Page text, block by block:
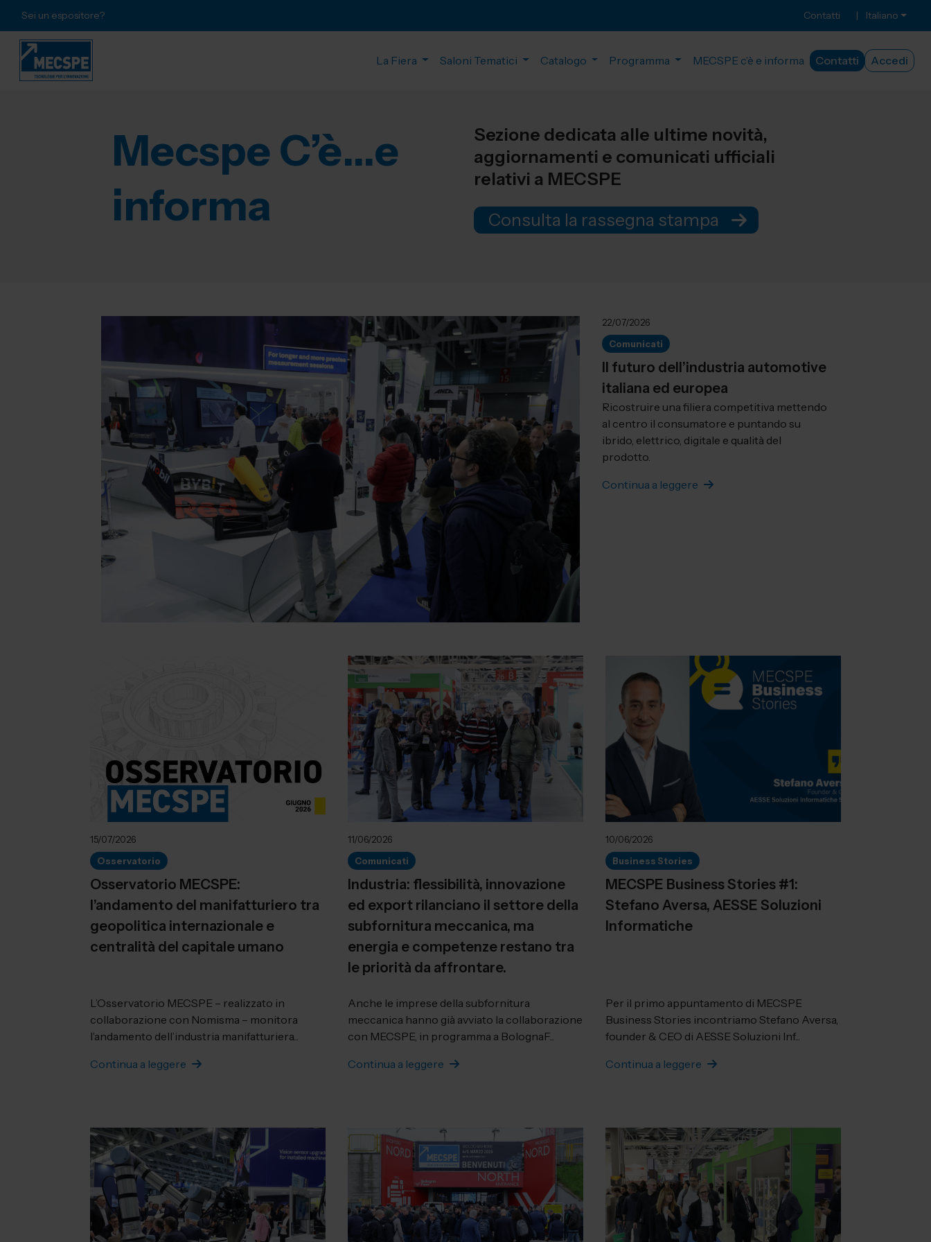
Sei un espositore? Contatti | Italiano
La Fiera Saloni Tematici Catalogo Programma MECSPE c’è e informa Contatti Accedi
Mecspe C’è…e
informa
Sezione dedicata alle ultime novità,
aggiornamenti e comunicati ufficiali
relativi a MECSPE
Consulta la rassegna stampa
22/07/2026
Comunicati
Il futuro dell’industria automotive
italiana ed europea
Ricostruire una filiera competitiva mettendo
al centro il consumatore e puntando su
ibrido, elettrico, digitale e qualità del
prodotto.
Continua a leggere
15/07/2026
Osservatorio
Osservatorio MECSPE:
l’andamento del manifatturiero tra
geopolitica internazionale e
centralità del capitale umano
L’Osservatorio MECSPE – realizzato in
collaborazione con Nomisma – monitora
l’andamento dell’industria manifatturiera...
Continua a leggere
11/06/2026
Comunicati
Industria: flessibilità, innovazione
ed export rilanciano il settore della
subfornitura meccanica, ma
energia e competenze restano tra
le priorità da affrontare.
Anche le imprese della subfornitura
meccanica hanno già avviato la collaborazione
con MECSPE, in programma a BolognaF...
Continua a leggere
10/06/2026
Business Stories
MECSPE Business Stories #1:
Stefano Aversa, AESSE Soluzioni
Informatiche
Per il primo appuntamento di MECSPE
Business Stories incontriamo Stefano Aversa,
founder & CEO di AESSE Soluzioni Inf...
Continua a leggere